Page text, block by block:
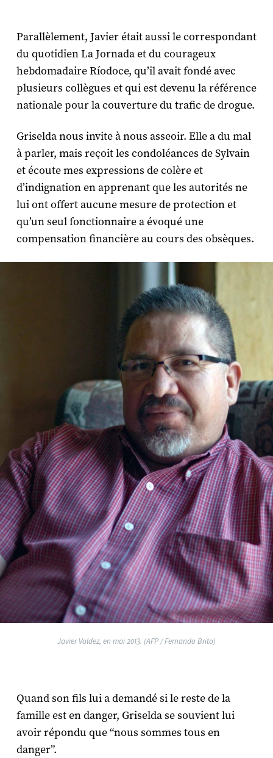
Parallèlement, Javier était aussi le correspondant
du quotidien La Jornada et du courageux
hebdomadaire Ríodoce, qu’il avait fondé avec
plusieurs collègues et qui est devenu la référence
nationale pour la couverture du trafic de drogue.
Griselda nous invite à nous asseoir. Elle a du mal
à parler, mais reçoit les condoléances de Sylvain
et écoute mes expressions de colère et
d’indignation en apprenant que les autorités ne
lui ont offert aucune mesure de protection et
qu’un seul fonctionnaire a évoqué une
compensation financière au cours des obsèques.
Javier Valdez, en mai 2013. (AFP / Fernando Brito)
Quand son fils lui a demandé si le reste de la
famille est en danger, Griselda se souvient lui
avoir répondu que “nous sommes tous en
danger”.